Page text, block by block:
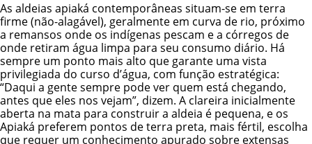
As aldeias apiaká contemporâneas situam-se em terra
firme (não-alagável), geralmente em curva de rio, próximo
a remansos onde os indígenas pescam e a córregos de
onde retiram água limpa para seu consumo diário. Há
sempre um ponto mais alto que garante uma vista
privilegiada do curso d’água, com função estratégica:
“Daqui a gente sempre pode ver quem está chegando,
antes que eles nos vejam”, dizem. A clareira inicialmente
aberta na mata para construir a aldeia é pequena, e os
Apiaká preferem pontos de terra preta, mais fértil, escolha
que requer um conhecimento apurado sobre extensas